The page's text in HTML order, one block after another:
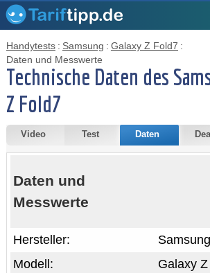
Handytests : Samsung : Galaxy Z Fold7 :
Daten und Messwerte
Technische Daten des
Z Fold7
Video Test Daten
Daten und
Messwerte
Samsung
Hersteller:
Galaxy
Modell: